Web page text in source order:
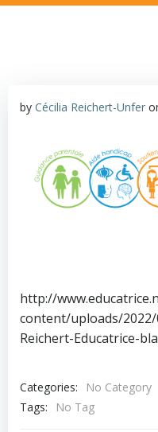
by Cécilia Reichert-Unfer
http://
content/uploads/
Reichert-Educatrice-
Categories:
No Category
Tags:
No Tag